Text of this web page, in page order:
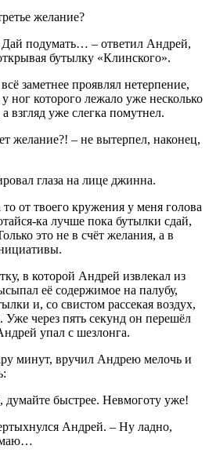
желание?
подумать… – ответил Андрей,
бутылку «Клинского».
заметнее проявлял нетерпение,
ног которого лежало уже несколько
взгляд уже слегка помутнел.
желание?! – не вытерпел, наконец,
глаза на лице джинна.
от твоего кружения у меня голова
ка лучше пока бутылки сдай,
это не в счёт желания, а в
в которой Андрей извлекал из
её содержимое на палубу,
и, со свистом рассекая воздух,
Уже через пять секунд он перешёл
упал с шезлонга.
минут, вручил Андрею мелочь и
думайте быстрее. Невмоготу уже!
Андрей. – Ну ладно,